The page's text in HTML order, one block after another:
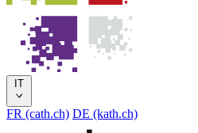
IT
FR (cath.ch) DE (kath.ch)